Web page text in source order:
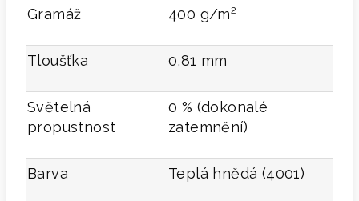
Gramáž 400 g/m²
Tloušťka 0,81 mm
Světelná
propustnost
0 % (dokonalé
zatemnění)
Barva Teplá hnědá (4001)